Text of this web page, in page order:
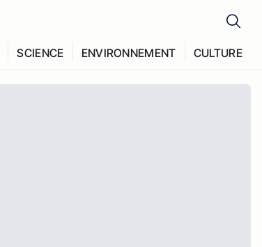
SCIENCE ENVIRONNEMENT CULTURE